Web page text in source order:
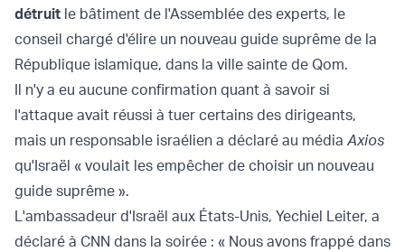
détruit le bâtiment de l'Assemblée des experts, le
conseil chargé d'élire un nouveau guide suprême de la
République islamique, dans la ville sainte de Qom.
Il n'y a eu aucune confirmation quant à savoir si
l'attaque avait réussi à tuer certains des dirigeants,
mais un responsable israélien a déclaré au médiaAxios
qu'Israël « voulait les empêcher de choisir un nouveau
guide suprême ».
L'ambassadeur d'Israël aux États-Unis, Yechiel Leiter, a
déclaré à CNN dans la soirée : « Nous avons frappé dans